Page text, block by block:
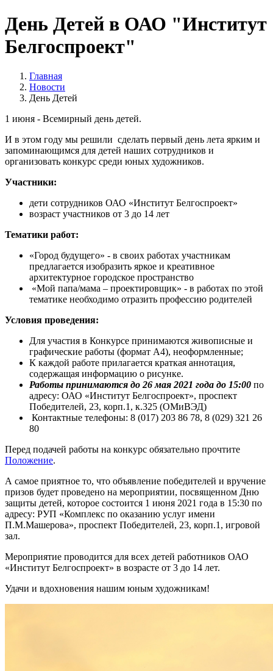
День Детей в ОАО "Институт
Белгоспроект"
Главная
Новости
День Детей
1 июня - Всемирный день детей.
И в этом году мы решили сделать первый день лета ярким и
запоминающимся для детей наших сотрудников и
организовать конкурс среди юных художников.
Участники:
дети сотрудников ОАО «Институт Белгоспроект»
возраст участников от 3 до 14 лет
Тематики работ:
«Город будущего» - в своих работах участникам
предлагается изобразить яркое и креативное
архитектурное городское пространство
«Мой папа/мама – проектировщик» - в работах по этой
тематике необходимо отразить профессию родителей
Условия проведения:
Для участия в Конкурсе принимаются живописные и
графические работы (формат А4), неоформленные;
К каждой работе прилагается краткая аннотация,
содержащая информацию о рисунке.
Работы принимаются до 26 мая 2021 года до 15:00 по
адресу: ОАО «Институт Белгоспроект», проспект
Победителей, 23, корп.1, к.325 (ОМиВЭД)
Контактные телефоны: 8 (017) 203 86 78, 8 (029) 321 26
80
Перед подачей работы на конкурс обязательно прочтите
Положение.
А самое приятное то, что объявление победителей и вручение
призов будет проведено на мероприятии, посвященном Дню
защиты детей, которое состоится 1 июня 2021 года в 15:30 по
адресу: РУП «Комплекс по оказанию услуг имени
П.М.Машерова», проспект Победителей, 23, корп.1, игровой
зал.
Мероприятие проводится для всех детей работников ОАО
«Институт Белгоспроект» в возрасте от 3 до 14 лет.
Удачи и вдохновения нашим юным художникам!